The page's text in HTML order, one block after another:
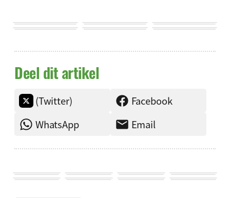
Deel dit artikel
(Twitter)
Facebook
WhatsApp
Email